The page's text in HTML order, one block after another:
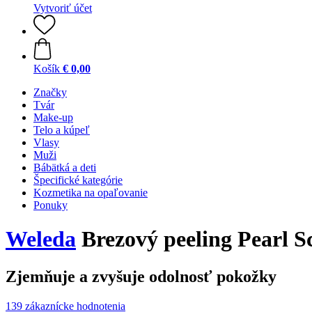
Vytvoriť účet
Košík € 0,00
Značky
Tvár
Make-up
Telo a kúpeľ
Vlasy
Muži
Bábätká a deti
Špecifické kategórie
Kozmetika na opaľovanie
Ponuky
Weleda Brezový peeling Pearl
Zjemňuje a zvyšuje odolnosť pokožky
139 zákaznícke hodnotenia